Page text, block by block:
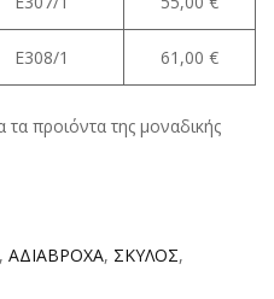
E308/1 61,00 €
τα προιόντα της μοναδικής
, ΑΔΙΑΒΡΟΧΑ, ΣΚΥΛΟΣ,